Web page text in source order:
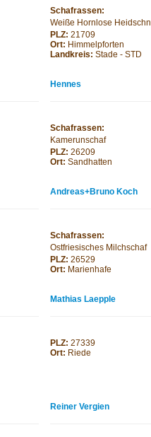
Schafrassen:
Weiße Hornlose
PLZ: 21709
Ort: Himmelpforten
Landkreis: Stade - STD
Hennes
Schafrassen:
Kamerunschaf
PLZ: 26209
Ort: Sandhatten
Andreas+Bruno Koch
Schafrassen:
Ostfriesisches Milchschaf
PLZ: 26529
Ort: Marienhafe
Mathias Laepple
PLZ: 27339
Ort: Riede
Reiner Vergien